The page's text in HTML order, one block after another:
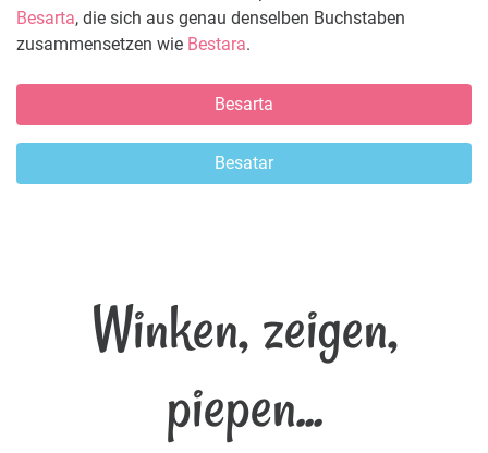
Besarta, die sich aus genau denselben Buchstaben
zusammensetzen wie Bestara.
Besarta
Besatar
Winken, zeigen,
piepen...